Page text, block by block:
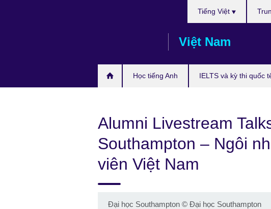
Việt Nam
Học tiếng Anh IELTS và kỳ thi quốc
Tiếng Việt
Alumni Livestream
Southampton – Ngôi
viên Việt Nam
Đại học Southampton © Đại học Southampton